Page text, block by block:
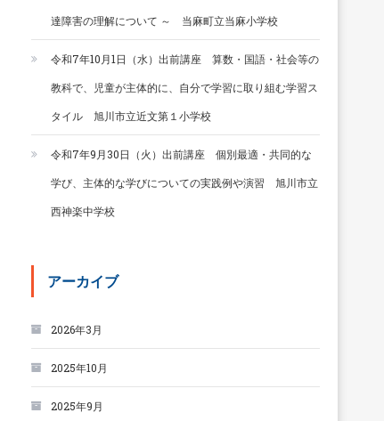
達障害の理解について ～ 当麻町立当麻小学校
令和7年10月1日（水）出前講座 算数・国語・社会等の
教科で、児童が主体的に、自分で学習に取り組む学習ス
タイル 旭川市立近文第１小学校
令和7年9月30日（火）出前講座 個別最適・共同的な
学び、主体的な学びについての実践例や演習 旭川市立
西神楽中学校
アーカイブ
2026年3月
2025年10月
2025年9月